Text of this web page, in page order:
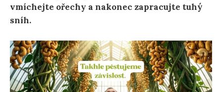
vmíchejte ořechy a nakonec zapracujte tuhý
sníh.